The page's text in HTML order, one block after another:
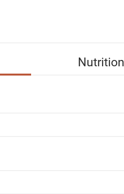
Nutrition